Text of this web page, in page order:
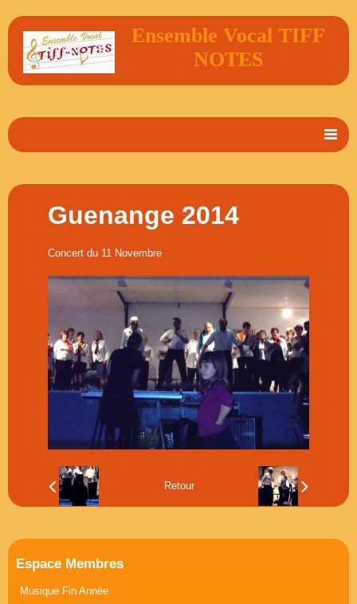
Ensemble Vocal TIFF
NOTES
Vidéos
Agenda
Musique Journée de la Femme
Part &Text Journée de la Femme
Guenange 2014
Concert du 11 Novembre
Retour
Espace Membres
Musique Fin Année